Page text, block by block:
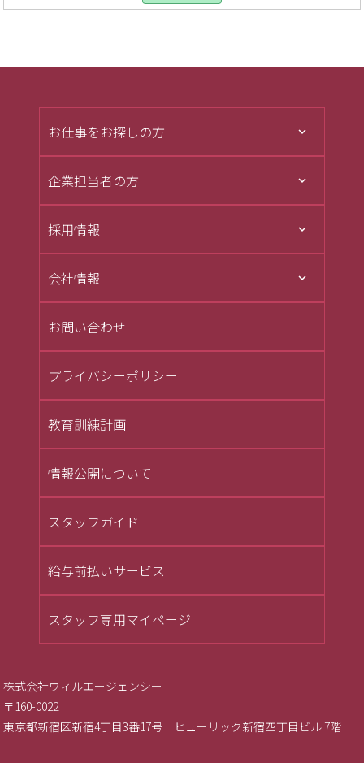
お仕事をお探しの方
企業担当者の方
採用情報
会社情報
お問い合わせ
プライバシーポリシー
教育訓練計画
情報公開について
スタッフガイド
給与前払いサービス
スタッフ専用マイページ
株式会社ウィルエージェンシー
〒160-0022
東京都新宿区新宿4丁目3番17号 ヒューリック新宿四丁目ビル 7階